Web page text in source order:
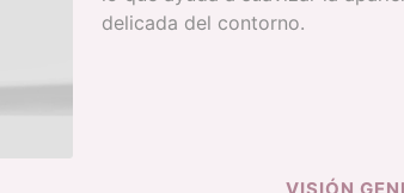
ILUMINADOR
delicada del contorno.